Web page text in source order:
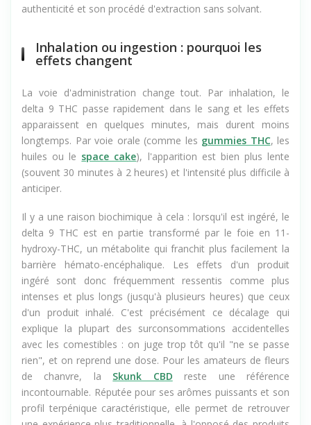
cannabinoïdes et en terpènes, apprécié pour son
Inhalation ou ingestion : pourquoi les
La voie d'administration change tout. Par inhalation, le
delta 9 THC passe rapidement dans le sang et les effets
apparaissent en quelques minutes, mais durent moins
longtemps. Par voie orale (comme les gummies THC, les
huiles ou lespace cake), l'apparition est bien plus lente
(souvent 30 minutes à 2 heures) et l'intensité plus difficile à
Il y a une raison biochimique à cela : lorsqu'il est ingéré, le
delta 9 THC est en partie transformé par le foie en 11-
hydroxy-THC, un métabolite qui franchit plus facilement la
barrière hémato-encéphalique. Les effets d'un produit
ingéré sont donc fréquemment ressentis comme plus
intenses et plus longs (jusqu'à plusieurs heures) que ceux
d'un produit inhalé. C'est précisément ce décalage qui
explique la plupart des surconsommations accidentelles
avec les comestibles : on juge trop tôt qu'il "ne se passe
rien", et on reprend une dose. Pour les amateurs de fleurs
de chanvre, laSkunk CBDreste une référence
incontournable. Réputée pour ses arômes puissants et son